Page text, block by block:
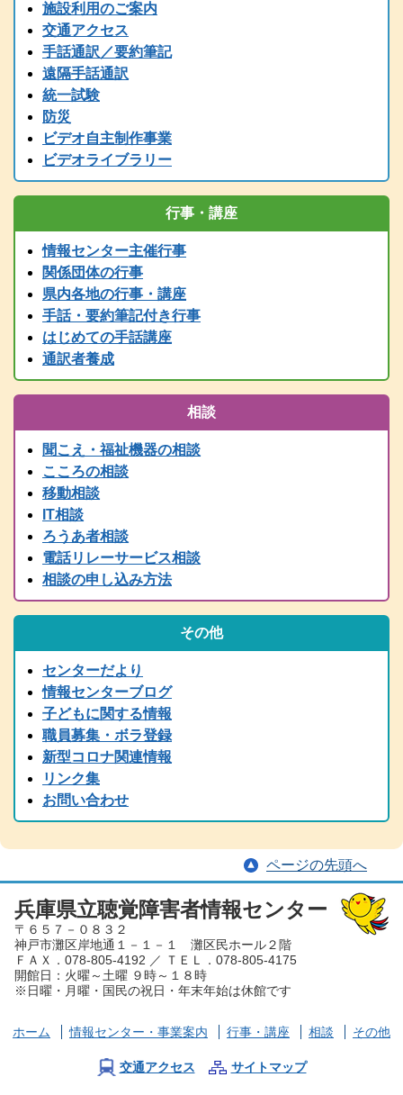
〔年末年始の休館について〕年末は１２／２７（土）１７時までで
す。１２/２８～１/５まで閉館します。
2025.12.24
令和７年度 手話通訳者養成講座（通訳Ⅲ第1～４講座）の案内を掲
載しました。
2025.11.01
2025（R7）年度全国統一要約筆記者認定試験の受験案内を掲載しま
した
2025.08.01
2025（令和7）年度手話通訳者全国統一試験の受験案内を掲載しまし
た。
2025（令和7）年度手話通訳者全国統一試験の受験案内は8月1日
（金）掲載予定です。
2025.07.12
情報センター主催行事等、随時更新中です！
2025.05.24
要約筆記者養成講座パソコンコース＜宍粟会場＞ 申込締切を６月
２日に延長しました
2025.04.03
2025年度要約筆記者養成講座（宍粟会場・猪名川会場）・養成講座
2025.03.21
2024（令和6）年度 全国統一要約筆記者認定試験合格者発表
2025.03.15
令和７年度 手話通訳者養成講座（通訳Ⅰ・通訳Ⅱ）の案内を掲載
しました。
2024.03.01
2024（令和6）年度手話通訳者全国統一試験合格者発表
2025.02.07
令和７年度 難聴者向けの各種講座を掲載しました。
年末年始は、１２/２９～１/３まで閉館します。
2024.11.13
行政職員向け防災学習会リアルタイム配信（11/14 PM2:00～）
2024.11.05
2024(R6)年度 全国統一要約筆記者認定試験の受験案内を掲載しまし
2024.08.22
中止のご案内「大矢暹氏 人生を語る」の9/5公開収録は都合により
中止となりました。
2024（令和6）年度 手話通訳者全国統一試験の受験案内を掲載しま
した
2024.07.05
夏から秋にかけて、兵庫県芸術プレミアムデーが開催され、手話・
要約筆記付きのイベント案内が各種届いております。ぜひ、足を運
んでみてください。
2023（令和６）年度 手話通訳者養成講座を掲載しました。
施設利用のご案内
交通アクセス
手話通訳／要約筆記
遠隔手話通訳
統一試験
防災
ビデオ自主制作事業
ビデオライブラリー
行事・講座
情報センター主催行事
関係団体の行事
県内各地の行事・講座
手話・要約筆記付き行事
はじめての手話講座
通訳者養成
相談
聞こえ・福祉機器の相談
こころの相談
移動相談
IT相談
ろうあ者相談
電話リレーサービス相談
相談の申し込み方法
その他
センターだより
情報センターブログ
子どもに関する情報
職員募集・ボラ登録
新型コロナ関連情報
リンク集
お問い合わせ
ページの先頭へ
兵庫県立聴覚障害者情報センター
〒６５７－０８３２
神戸市灘区岸地通１－１－１ 灘区民ホール２階
ＦＡＸ．078-805-4192 ／ ＴＥＬ．078-805-4175
開館日：火曜～土曜 ９時～１８時
※日曜・月曜・国民の祝日・年末年始は休館です
ホーム 情報センター ・事業案内 行事・講座 相談 その他
交通アクセス サイトマップ